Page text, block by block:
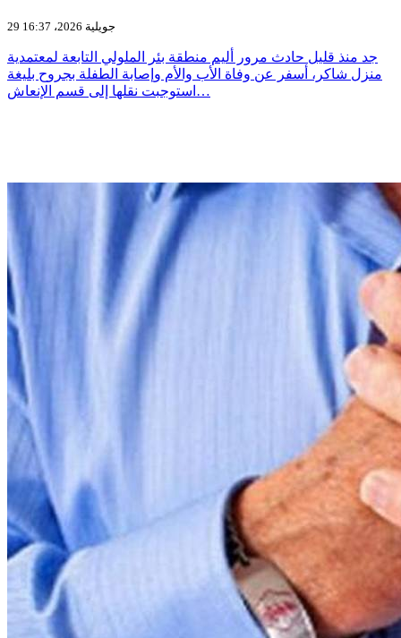
29 جويلية 2026، 16:37
جد منذ قليل حادث مرور أليم منطقة بئر الملولي التابعة لمعتمدية
منزل شاكر، أسفر عن وفاة الأب والأم وإصابة الطفلة بجروح بليغة
استوجبت نقلها إلى قسم الإنعاش…